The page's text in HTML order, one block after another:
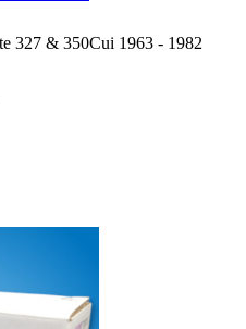
327 & 350Cui 1963 - 1982